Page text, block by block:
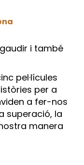
i també
pel·lícules
per a
a fer-nos
superació, la
manera